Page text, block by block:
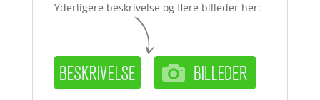
Yderligere beskrivelse og flere billeder her: